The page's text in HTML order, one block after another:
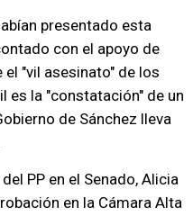
presentado esta
con el apoyo de
el "vil asesinato" de los
es la "constatación" de un
de Sánchez lleva
PP en el Senado, Alicia
en la Cámara Alta